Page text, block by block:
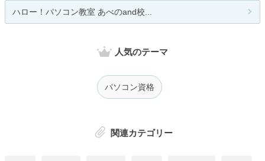
ハロー！パソコン教室 あべのand校...
人気のテーマ
パソコン資格
関連カテゴリー